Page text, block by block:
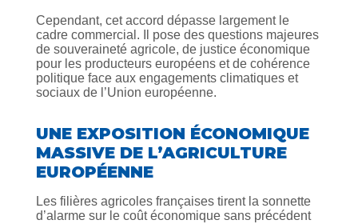
Cependant, cet accord dépasse largement le
cadre commercial. Il pose des questions majeures
de souveraineté agricole, de justice économique
pour les producteurs européens et de cohérence
politique face aux engagements climatiques et
sociaux de l’Union européenne.
UNE EXPOSITION ÉCONOMIQUE
MASSIVE DE L’AGRICULTURE
EUROPÉENNE
Les filières agricoles françaises tirent la sonnette
d’alarme sur le coût économique sans précédent